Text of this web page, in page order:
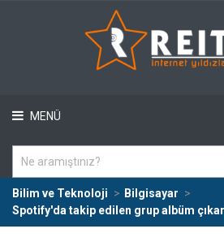
MENÜ
Bilim ve Teknoloji
Bilgisayar
Spotify'da takip edilen grup albüm